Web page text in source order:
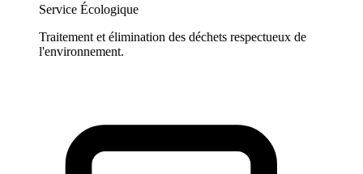
Service Écologique
Traitement et élimination des déchets respectueux de
l'environnement.